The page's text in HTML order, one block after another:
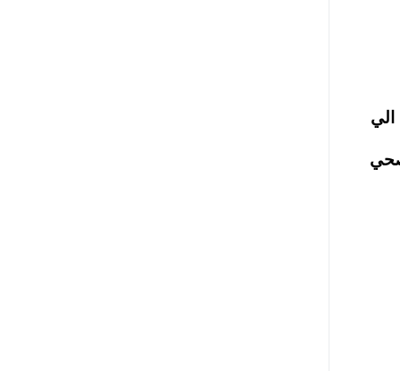
مرضي فيروس سي ، من 1600 جنيه الي
في التأمين الصحي